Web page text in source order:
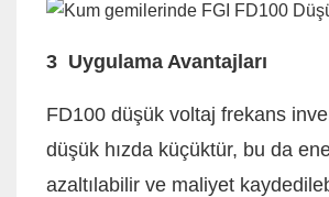
3 Uygulama Avantajları
FD100 düşük voltaj frekans
düşük hızda küçüktür, bu da
azaltılabilir ve maliyet